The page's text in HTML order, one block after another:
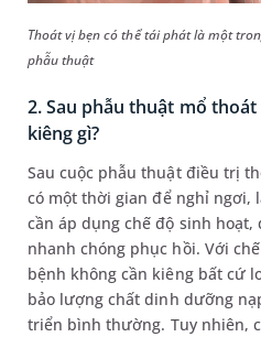
Thoát vị bẹn có thể tái phát là một
phẫu thuật
2. Sau phẫu thuật mổ
kiêng gì?
Sau cuộc phẫu thuật điều trị
có một thời gian để nghỉ ngơi,
cần áp dụng chế độ sinh
nhanh chóng phục hồi. Với
bệnh không cần kiêng bất cứ
bảo lượng chất dinh dưỡng
triển bình thường. Tuy nhiên,